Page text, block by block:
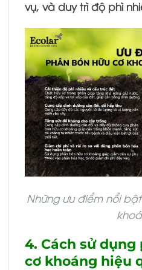
vụ, và duy trì độ phì
Những ưu điểm nổi
4. Cách sử
cơ khoáng hiệu